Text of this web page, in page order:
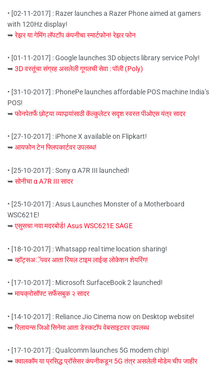
• [02-11-2017] : Razer launches a Razer Phone aimed at gamers
with 120Hz display!
➥ रेझर या गेमिंग लॅपटॉप कंपनीचा स्मार्टफोन! रेझर फोन
• [01-11-2017] : Google launches 3D objects library service Poly!
➥ 3D वस्तूंचा संग्रह असलेली गूगलची सेवा : पॉली (Poly)
• [31-10-2017] : PhonePe launches affordable POS machine India’s
POS!
➥ फोनपेतर्फे छोट्या व्यापार्‍यांसाठी कॅल्कुलेटर सदृश स्वस्त पीओएस यंत्र सादर
• [27-10-2017] : iPhone X available on Flipkart!
➥ आयफोन टेन फ्लिपकार्टवर उपलब्ध!
• [25-10-2017] : Sony α A7R III launched!
➥ सोनीचा α A7R III सादर
• [25-10-2017] : Asus Launches Monster of a Motherboard
WSC621E!
➥ एसुसचा नवा मदरबोर्ड! Asus WSC621E SAGE
• [18-10-2017] : Whatsapp real time location sharing!
➥ व्हॉट्सअॅपवर आता रियल टाइम लाईव्ह लोकेशन शेयरिंग!
• [17-10-2017] : Microsoft SurfaceBook 2 launched!
➥ मायक्रोसॉफ्ट सर्फेसबुक २ सादर
• [14-10-2017] : Reliance Jio Cinema now on Desktop website!
➥ रिलायन्स जिओ सिनेमा आता डेस्कटॉप वेबसाइटवर उपलब्ध
• [17-10-2017] : Qualcomm launches 5G modem chip!
➥ क्वालकॉम या प्रसिद्ध प्रॉसेसर कंपनीकडून 5G तंत्र असलेली मोडेम चीप जाहीर